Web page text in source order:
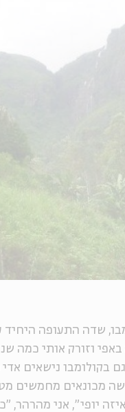
שדה התעופה היחיד
וזורק אותי כמה
בקולומבו נישאים
מכונאים מחמשים
יופי", אני מהרהר,